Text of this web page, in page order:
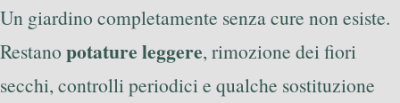
Un giardino completamente senza cure non esiste.
Restano potature leggere, rimozione dei fiori
secchi, controlli periodici e qualche sostituzione